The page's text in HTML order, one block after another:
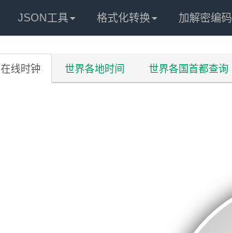
JSON工具 格式化转换 加解密编码
在线时钟 世界各地时间 世界各国首都查询